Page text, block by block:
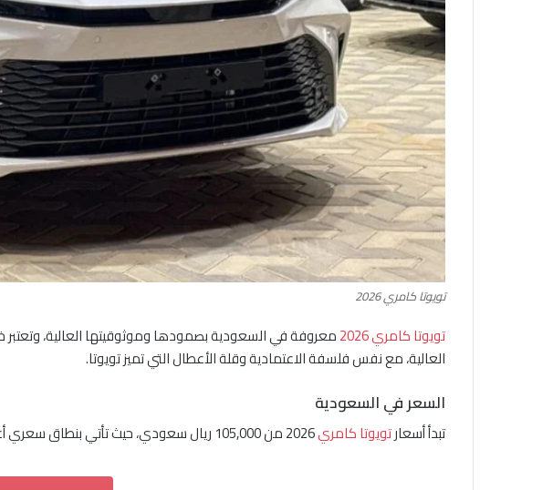
تويوتا كامري 2026
تويوتا كامري 2026
معروفة في السعودية بصمودها وموثوقيتها العالية،
العالية، مع نفس فلسفة الاعتمادية وقلة الأعطال التي تميز تويوتا.
السعر في السعودية
تبدأ أسعارتويوتا كامري